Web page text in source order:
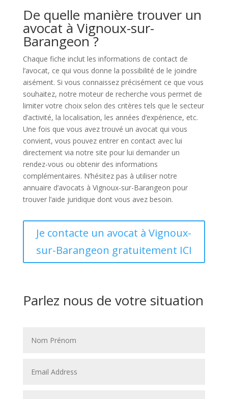
De quelle manière trouver un
avocat à Vignoux-sur-
Barangeon ?
Chaque fiche inclut les informations de contact de
l’avocat, ce qui vous donne la possibilité de le joindre
aisément. Si vous connaissez précisément ce que vous
souhaitez, notre moteur de recherche vous permet de
limiter votre choix selon des critères tels que le secteur
d’activité, la localisation, les années d’expérience, etc.
Une fois que vous avez trouvé un avocat qui vous
convient, vous pouvez entrer en contact avec lui
directement via notre site pour lui demander un
rendez-vous ou obtenir des informations
complémentaires. N’hésitez pas à utiliser notre
annuaire d’avocats à Vignoux-sur-Barangeon pour
trouver l’aide juridique dont vous avez besoin.
Je contacte un avocat à Vignoux-
sur-Barangeon gratuitement ICI
Parlez nous de votre situation